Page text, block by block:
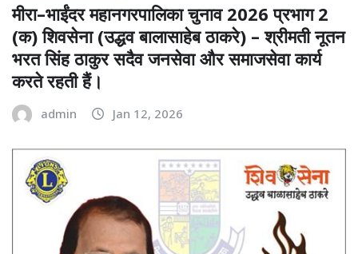
मीरा–भाईंदर महानगरपालिका चुनाव 2026 प्रभाग 2
(क) शिवसेना (उद्धव बालासाहेब ठाकरे) – श्रीमती नूतन
भरत सिंह ठाकुर सदैव जनसेवा और समाजसेवा कार्य
करते रहती हैं।
admin Jan 12, 2026